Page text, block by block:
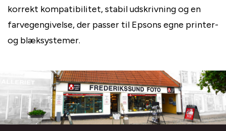
korrekt kompatibilitet, stabil udskrivning og en
farvegengivelse, der passer til Epsons egne printer-
og blæksystemer.